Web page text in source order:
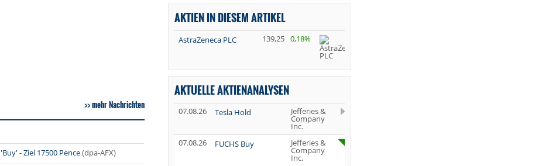
mehr Nachrichten
- Ziel 17500 Pence(dpa-AFX)
AKTIEN IN DIESEM ARTIKEL
AstraZeneca PLC 139,25 0,18%
AKTUELLE AKTIENANALYSEN
07.08.26 Tesla Hold Jefferies &
Company
Inc.
07.08.26
FUCHS Buy Jefferies &
Company
Inc.